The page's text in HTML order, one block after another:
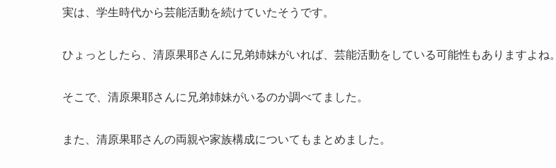
実は、学生時代から芸能活動を続けていたそうです。
ひょっとしたら、清原果耶さんに兄弟姉妹がいれば、芸能活動をしている可能性もありますよね。
そこで、清原果耶さんに兄弟姉妹がいるのか調べてました。
また、清原果耶さんの両親や家族構成についてもまとめました。